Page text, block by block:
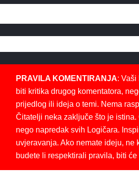
PRAVILA KOMENTIRANJA: Vaši
biti kritika drugog komentatora,
prijedlog ili ideja o temi. Nema
Čitatelji neka zaključe što je
nego napredak svih Logičara.
uvjeravanja. Ako nemate ideju, ne
budete li respektirali pravila, biti